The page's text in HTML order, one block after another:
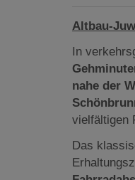
Altbau-
In
nahe der
vielfältigen
Das